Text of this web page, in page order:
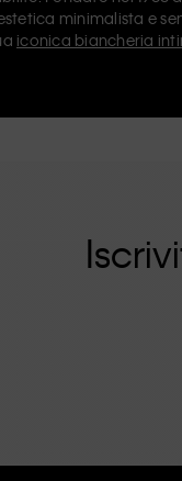
minimalista e
iconica biancheria
puntano ad elevare I